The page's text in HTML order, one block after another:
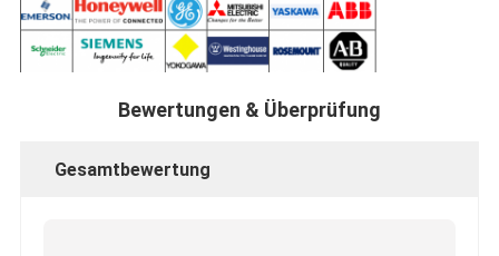
Bewertungen & Überprüfung
Gesamtbewertung